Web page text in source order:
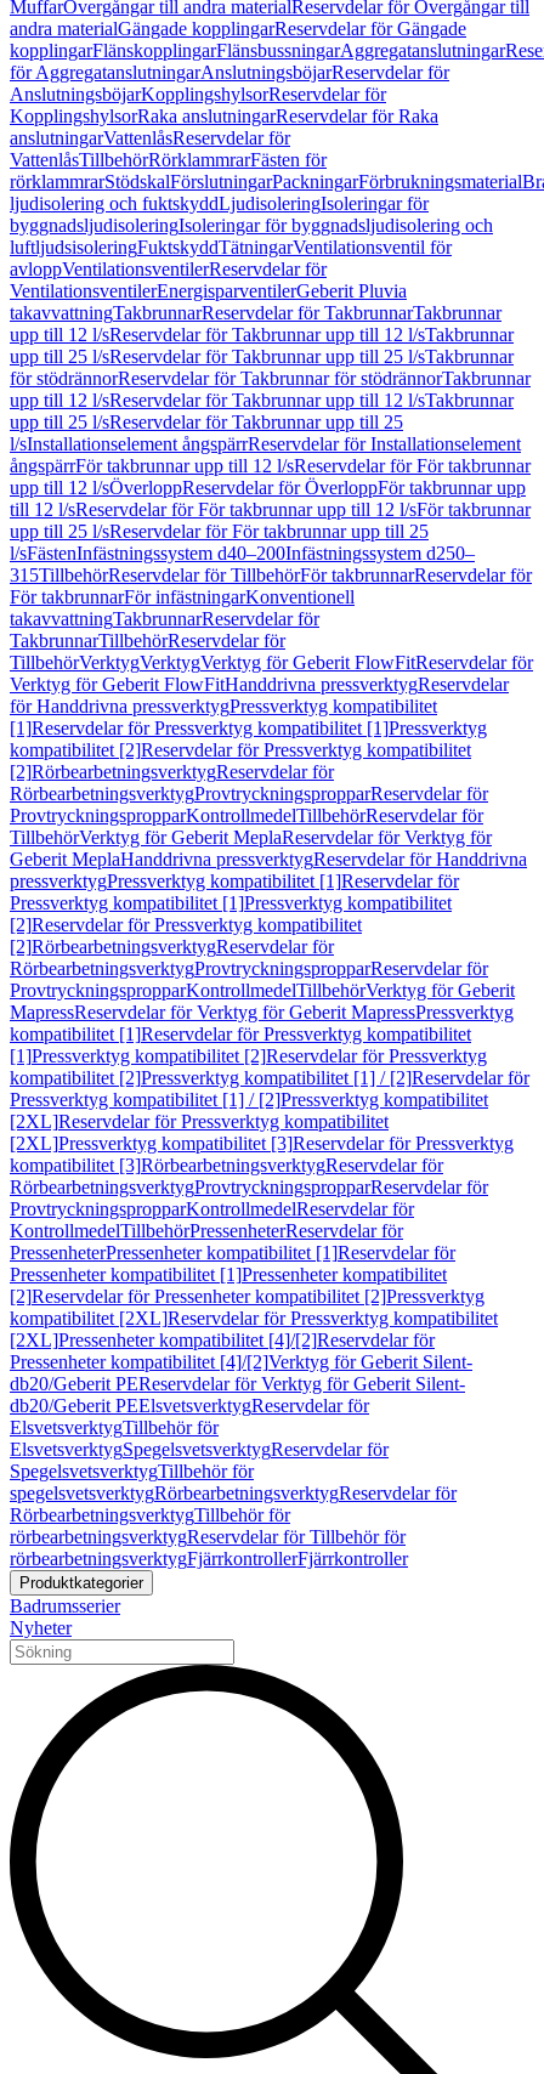
MuffarÖvergångar till andra materialReservdelar för Övergångar till
andra materialGängade kopplingarReservdelar för Gängade
kopplingarFlänskopplingarFlänsbussningarAggregatanslutningar
för AggregatanslutningarAnslutningsböjarReservdelar för
AnslutningsböjarKopplingshylsorReservdelar för
KopplingshylsorRaka anslutningarReservdelar för Raka
anslutningarVattenlåsReservdelar för
VattenlåsTillbehörRörklammrarFästen för
rörklammrarStödskalFörslutningarPackningarFörbrukningsmaterial
ljudisolering och fuktskyddLjudisoleringIsoleringar för
byggnadsljudisoleringIsoleringar för byggnadsljudisolering och
luftljudsisoleringFuktskyddTätningarVentilationsventil för
avloppVentilationsventilerReservdelar för
VentilationsventilerEnergisparventilerGeberit Pluvia
takavvattningTakbrunnarReservdelar för TakbrunnarTakbrunnar
upp till 12 l/sReservdelar för Takbrunnar upp till 12 l/sTakbrunnar
upp till 25 l/sReservdelar för Takbrunnar upp till 25 l/sTakbrunnar
för stödrännorReservdelar för Takbrunnar för stödrännorTakbrunnar
upp till 12 l/sReservdelar för Takbrunnar upp till 12 l/sTakbrunnar
upp till 25 l/sReservdelar för Takbrunnar upp till 25
l/sInstallationselement ångspärrReservdelar för Installationselement
ångspärrFör takbrunnar upp till 12 l/sReservdelar för För takbrunnar
upp till 12 l/sÖverloppReservdelar för ÖverloppFör takbrunnar upp
till 12 l/sReservdelar för För takbrunnar upp till 12 l/sFör takbrunnar
upp till 25 l/sReservdelar för För takbrunnar upp till 25
l/sFästenInfästningssystem d40–200Infästningssystem d250–
315TillbehörReservdelar för TillbehörFör takbrunnarReservdelar för
För takbrunnarFör infästningarKonventionell
takavvattningTakbrunnarReservdelar för
TakbrunnarTillbehörReservdelar för
TillbehörVerktygVerktygVerktyg för Geberit FlowFitReservdelar för
Verktyg för Geberit FlowFitHanddrivna pressverktygReservdelar
för Handdrivna pressverktygPressverktyg kompatibilitet
[1]Reservdelar för Pressverktyg kompatibilitet [1]Pressverktyg
kompatibilitet [2]Reservdelar för Pressverktyg kompatibilitet
[2]RörbearbetningsverktygReservdelar för
RörbearbetningsverktygProvtryckningspropparReservdelar för
ProvtryckningspropparKontrollmedelTillbehörReservdelar för
TillbehörVerktyg för Geberit MeplaReservdelar för Verktyg för
Geberit MeplaHanddrivna pressverktygReservdelar för Handdrivna
pressverktygPressverktyg kompatibilitet [1]Reservdelar för
Pressverktyg kompatibilitet [1]Pressverktyg kompatibilitet
[2]Reservdelar för Pressverktyg kompatibilitet
[2]RörbearbetningsverktygReservdelar för
RörbearbetningsverktygProvtryckningspropparReservdelar för
ProvtryckningspropparKontrollmedelTillbehörVerktyg för Geberit
MapressReservdelar för Verktyg för Geberit MapressPressverktyg
kompatibilitet [1]Reservdelar för Pressverktyg kompatibilitet
[1]Pressverktyg kompatibilitet [2]Reservdelar för Pressverktyg
kompatibilitet [2]Pressverktyg kompatibilitet [1] / [2]Reservdelar för
Pressverktyg kompatibilitet [1] / [2]Pressverktyg kompatibilitet
[2XL]Reservdelar för Pressverktyg kompatibilitet
[2XL]Pressverktyg kompatibilitet [3]Reservdelar för Pressverktyg
kompatibilitet [3]RörbearbetningsverktygReservdelar för
RörbearbetningsverktygProvtryckningspropparReservdelar för
ProvtryckningspropparKontrollmedelReservdelar för
KontrollmedelTillbehörPressenheterReservdelar för
PressenheterPressenheter kompatibilitet [1]Reservdelar för
Pressenheter kompatibilitet [1]Pressenheter kompatibilitet
[2]Reservdelar för Pressenheter kompatibilitet [2]Pressverktyg
kompatibilitet [2XL]Reservdelar för Pressverktyg kompatibilitet
[2XL]Pressenheter kompatibilitet [4]/[2]Reservdelar för
Pressenheter kompatibilitet [4]/[2]Verktyg för Geberit Silent-
db20/Geberit PEReservdelar för Verktyg för Geberit Silent-
db20/Geberit PEElsvetsverktygReservdelar för
ElsvetsverktygTillbehör för
ElsvetsverktygSpegelsvetsverktygReservdelar för
SpegelsvetsverktygTillbehör för
spegelsvetsverktygRörbearbetningsverktygReservdelar för
RörbearbetningsverktygTillbehör för
rörbearbetningsverktygReservdelar för Tillbehör för
rörbearbetningsverktygFjärrkontrollerFjärrkontroller
Produktkategorier
Badrumsserier
Nyheter